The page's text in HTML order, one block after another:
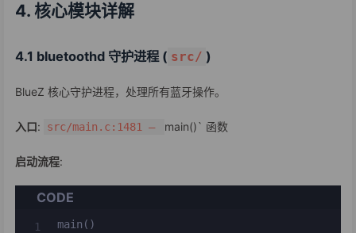
4. 核心模块详解
4.1 bluetoothd 守护进程 ( src/ )
BlueZ 核心守护进程，处理所有蓝牙操作。
入口: src/main.c:1481 — main()` 函数
启动流程:
CODE
main()